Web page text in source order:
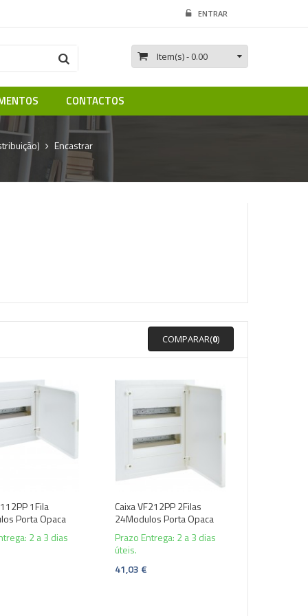
ENTRAR
Item(s)- 0.00
CONTACTOS
Encastrar
COMPARAR(0)
1Fila
Porta Opaca
2 a 3 dias
Caixa VF212PP 2Filas
24Modulos Porta Opaca
Prazo Entrega: 2 a 3 dias
úteis.
41,03 €